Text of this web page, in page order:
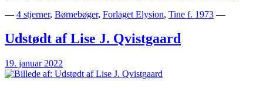
— 4 stjerner, Børnebøger, Forlaget Elysion, Tine f. 1973 —
Udstødt af Lise J. Qvistgaard
19. januar 2022